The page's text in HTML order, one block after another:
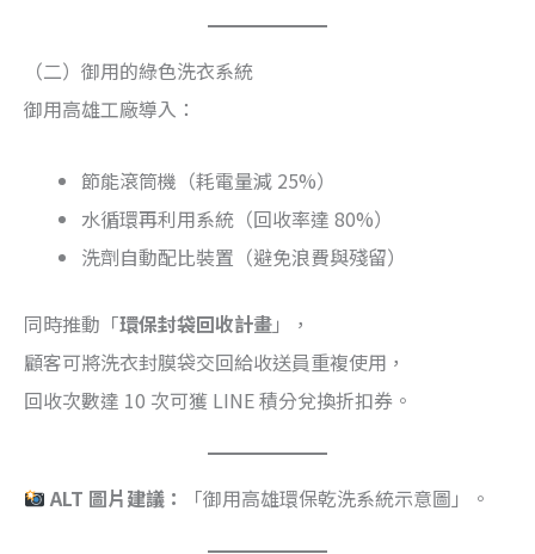
（二）御用的綠色洗衣系統
御用高雄工廠導入：
節能滾筒機（耗電量減 25%）
水循環再利用系統（回收率達 80%）
洗劑自動配比裝置（避免浪費與殘留）
同時推動「環保封袋回收計畫」，
顧客可將洗衣封膜袋交回給收送員重複使用，
回收次數達 10 次可獲 LINE 積分兌換折扣券。
ALT 圖片建議： 「御用高雄環保乾洗系統示意圖」。